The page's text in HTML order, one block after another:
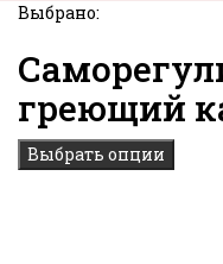
Выбрано:
греющий
Выбрать опции